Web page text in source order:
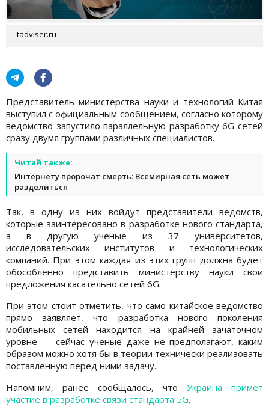
tadviser.ru
Представитель министерства науки и технологий Китая
выступил с официальным сообщением, согласно которому
ведомство запустило параллельную разработку 6G-сетей
сразу двумя группами различных специалистов.
Читай также:
Интернету пророчат смерть: Всемирная сеть может
разделиться
Так, в одну из них войдут представители ведомств,
которые заинтересовано в разработке нового стандарта,
а в другую ученые из 37 университетов,
исследовательских институтов и технологических
компаний. При этом каждая из этих групп должна будет
обособленно представить министерству науки свои
предложения касательно сетей 6G.
При этом стоит отметить, что само китайское ведомство
прямо заявляет, что разработка нового поколения
мобильных сетей находится на крайней зачаточном
уровне — сейчас ученые даже не предполагают, каким
образом можно хотя бы в теории технически реализовать
поставленную перед ними задачу.
Напомним, ранее сообщалось, что Украина примет
участие в разработке связи стандарта 5G.